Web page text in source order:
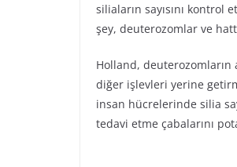
siliaların sayısını
şey, deuterozomlar ve
Holland, deuterozomların
diğer işlevleri yerine
insan hücrelerinde silia
tedavi etme çabalarını